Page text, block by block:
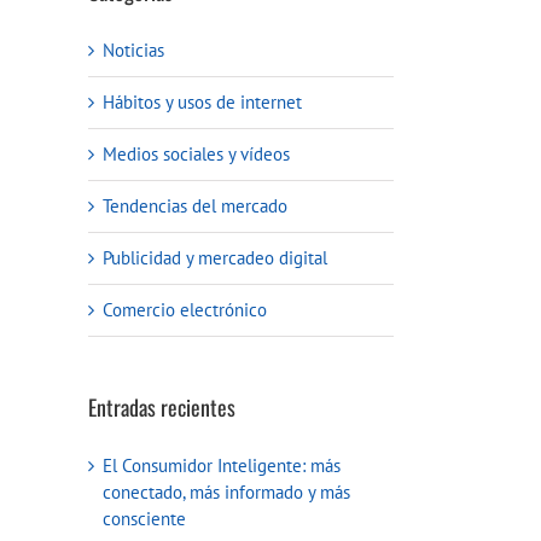
Noticias
Hábitos y usos de internet
Medios sociales y vídeos
Tendencias del mercado
Publicidad y mercadeo digital
Comercio electrónico
Entradas recientes
El Consumidor Inteligente: más
conectado, más informado y más
consciente